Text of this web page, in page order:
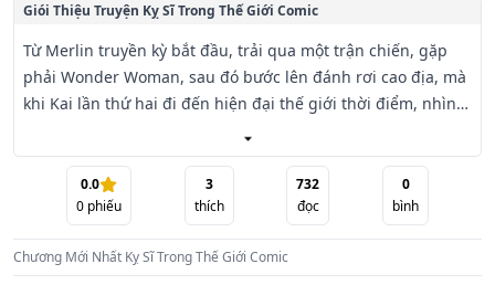
Giói Thiệu Truyện Kỵ Sĩ Trong Thế Giới Comic
Từ Merlin truyền kỳ bắt đầu, trải qua một trận chiến, gặp
phải Wonder Woman, sau đó bước lên đánh rơi cao địa, mà
khi Kai lần thứ hai đi đến hiện đại thế giới thời điểm, nhìn
(có phim Anh, phim Mỹ, bên trong có chút vẫn là rất cũ
phim truyền hình, Marvel là chủ thể, cũng sẽ chen lẫn một
ít hắn truyền hình kịch, DC chỉ là trải qua, nhiều nhất một
hai cái nhân vật, cũng sẽ không gia nhập DC thế giới quan)
0.0
0phiếu
3
thích
732
đọc
0
bình
Chương Mới Nhất Kỵ Sĩ Trong Thế Giới Comic